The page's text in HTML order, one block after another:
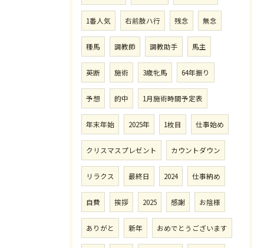
1番人気 右前肢ハ行 残念 無念
種馬 調教師 調教助手 馬主
英断 施術 3歳牝馬 64年振り
予想 的中 1月施術時間予定表
年末年始 2025年 1枚目 仕事始め
クリスマスプレゼント カウントダウン
リラクス 最終日 2024 仕事納め
自費 挨拶 2025 感謝 お陰様
ありがと 新年 おめでとうございます